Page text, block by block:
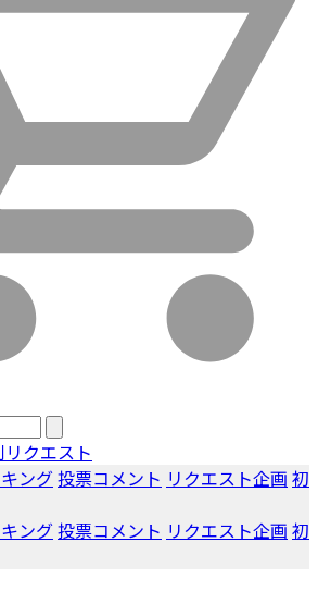
クエスト
ング投票コメント リクエスト企画 初
ング投票コメント リクエスト企画 初